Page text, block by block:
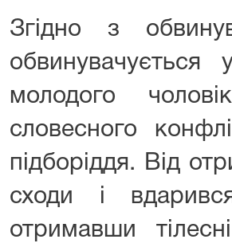
Згідно з
обвинувачується
молодого
словесного
підборіддя. Від
сходи і
отримавши